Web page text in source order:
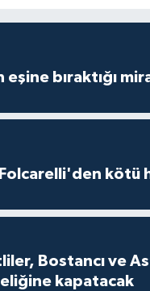
eşine bıraktığı
kötü
Bostancı ve
kapatacak